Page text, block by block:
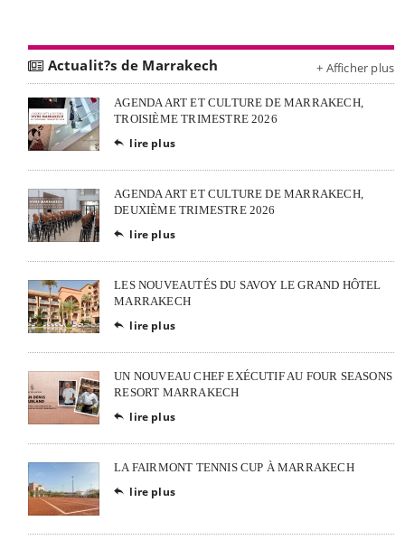
Actualit?s de Marrakech + Afficher plus
AGENDA ART ET CULTURE DE MARRAKECH,
TROISIÈME TRIMESTRE 2026
 lire plus
AGENDA ART ET CULTURE DE MARRAKECH,
DEUXIÈME TRIMESTRE 2026
 lire plus
LES NOUVEAUTÉS DU SAVOY LE GRAND HÔTEL
MARRAKECH
 lire plus
UN NOUVEAU CHEF EXÉCUTIF AU FOUR SEASONS
RESORT MARRAKECH
 lire plus
LA FAIRMONT TENNIS CUP À MARRAKECH
 lire plus